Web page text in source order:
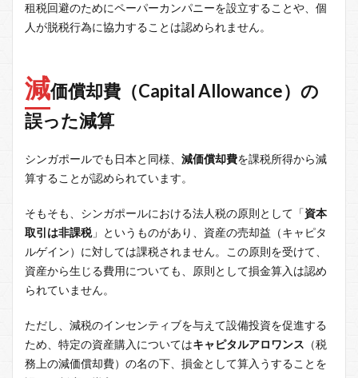
租税回避のためにペーパーカンパニーを設立することや、個
人が脱税行為に協力することは認められません。
減価償却費（Capital Allowance）の
誤った減算
シンガポールでも日本と同様、 減価償却費を課税所得から減
算することが認められています。
そもそも、シンガポールにおける法人税の原則として「資本
取引は非課税」というものがあり、資産の売却益（キャピタ
ルゲイン）に対しては課税されません。この原則を受けて、
資産から生じる費用についても、原則として損金算入は認め
られていません。
ただし、減税のインセンティブを与えて設備投資を促進する
ため、特定の資産購入についてはキャピタルアロワンス （税
務上の減価償却費）の名の下、損金として算入うすることを